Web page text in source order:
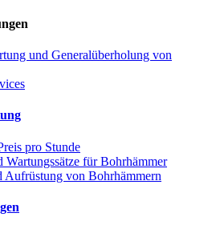
und Generalüberholung von
pro Stunde
Wartungssätze für Bohrhämmer
Aufrüstung von Bohrhämmern